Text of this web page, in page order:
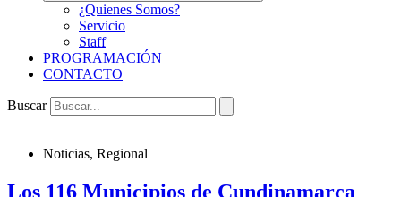
¿Quienes Somos?
Servicio
Staff
PROGRAMACIÓN
CONTACTO
Buscar
Noticias, Regional
Los 116 Municipios de Cundinamarca